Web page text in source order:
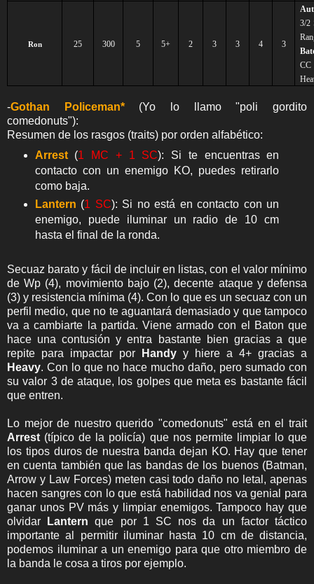
Ron 25 300 5 5+ 2 3 3 4 3
3/2
-Gothan Policeman* (Yo lo llamo "poli gordito
comedonuts"):
Resumen de los rasgos (traits) por orden alfabético:
Arrest(1 MC + 1 SC): Si te encuentras en
contacto con un enemigo KO, puedes retirarlo
como baja.
Lantern (1 SC): Si no está en contacto con un
enemigo, puede iluminar un radio de 10 cm
hasta el final de la ronda.
Secuaz barato y fácil de incluir en listas, con el valor mínimo
de Wp (4), movimiento bajo (2), decente ataque y defensa
(3) y resistencia mínima (4). Con lo que es un secuaz con un
perfil medio, que no te aguantará demasiado y que tampoco
va a cambiarte la partida. Viene armado con el Baton que
hace una contusión y entra bastante bien gracias a que
repite para impactar por
Handy y hiere a 4+ gracias a
Heavy. Con lo que no hace mucho daño, pero sumado con
su valor 3 de ataque, los golpes que meta es bastante fácil
que entren.
Lo mejor de nuestro querido "comedonuts" está en el trait
Arrest (típico de la policía) que nos permite limpiar lo que
los tipos duros de nuestra banda dejan KO. Hay que tener
en cuenta también que las bandas de los buenos (Batman,
Arrow y Law Forces) meten casi todo daño no letal, apenas
hacen sangres con lo que está habilidad nos va genial para
ganar unos PV más y limpiar enemigos. Tampoco hay que
olvidar
Lantern que por 1 SC nos da un factor táctico
importante al permitir iluminar hasta 10 cm de distancia,
podemos iluminar a un enemigo para que otro miembro de
la banda le cosa a tiros por ejemplo.